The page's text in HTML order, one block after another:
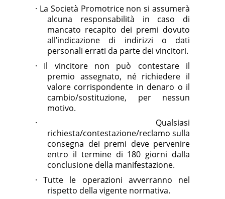
· La Società Promotrice non si assumerà
alcuna responsabilità in caso di
mancato recapito dei premi dovuto
all’indicazione di indirizzi o dati
personali errati da parte dei vincitori.
·
Il vincitore non può contestare il
premio assegnato, né richiedere il
valore corrispondente in denaro o il
cambio/sostituzione, per nessun
motivo.
·
Qualsiasi
richiesta/contestazione/reclamo sulla
consegna dei premi deve pervenire
entro il termine di 180 giorni dalla
conclusione della manifestazione.
·
Tutte le operazioni avverranno nel
rispetto della vigente normativa.